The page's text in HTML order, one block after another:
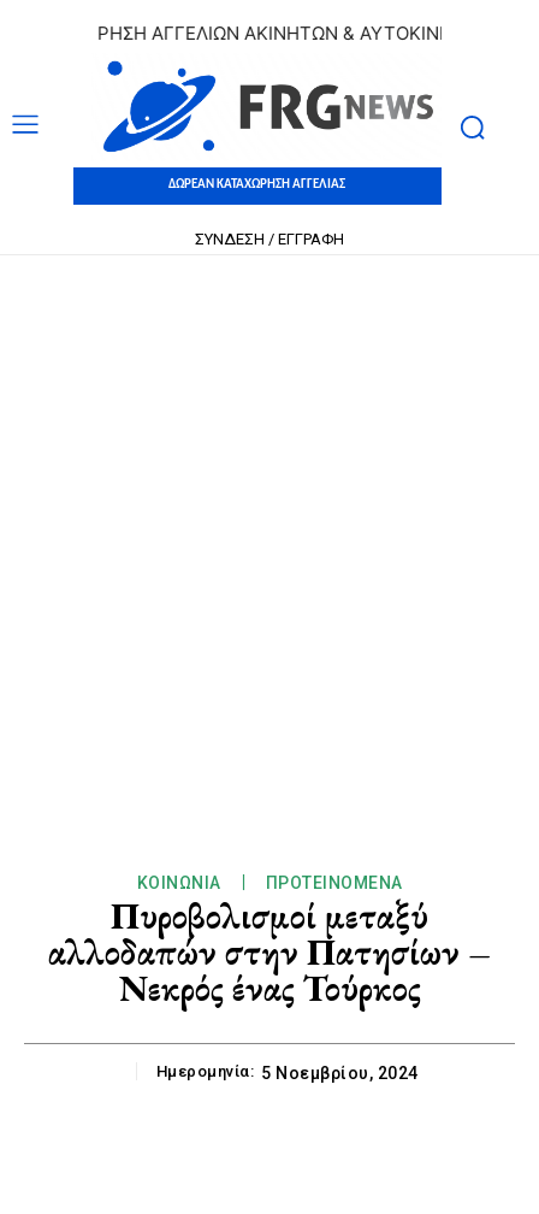
ΑΓΓΕΛΙΩΝ ΑΚΙΝΗΤΩΝ & ΑΥΤΟΚΙΝΗΤΩΝ |
ΔΩΡΕΑΝ ΚΑΤΑΧΩΡΗΣΗ ΑΓΓΕΛΙΑΣ
ΣΥΝΔΕΣΗ / ΕΓΓΡΑΦΗ
ΚΟΙΝΩΝΊΑ ΠΡΟΤΕΙΝΌΜΕΝΑ
Πυροβολισμοί μεταξύ
αλλοδαπών στην Πατησίων –
Νεκρός ένας Τούρκος
Ημερομηνία: 5 Νοεμβρίου, 2024